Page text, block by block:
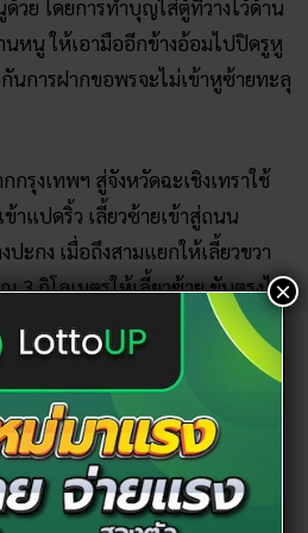
ย โดยการทำบุญใส่ตู้ที่วางไว้ด้าน
หนู ให้เอามืออีกข้างอ้อมไปปิดรูหู
นการฝากขอพรจะไม่เข้าหูซ้ายทะลุ
กรุงเทพฯ สู่จังหวัดฉะเชิงเทราใช้
าแปดริ้ว เลี้ยวซ้ายเข้าสู่ถนน
ะกง เมื่อถึงสามแยกให้เลี้ยวขวา
3 กิโลเมตรให้เลี้ยวซ้าย ขับตรงไป
กงอีกครั้งก็จะถึงกับวัดสมาน
จังหวัดนครนายก
รนายกแห่งนี้ เกิดจาก ‘พระราช
ณร’ เจ้าอาวาสวัดศรีสุดาราม
×